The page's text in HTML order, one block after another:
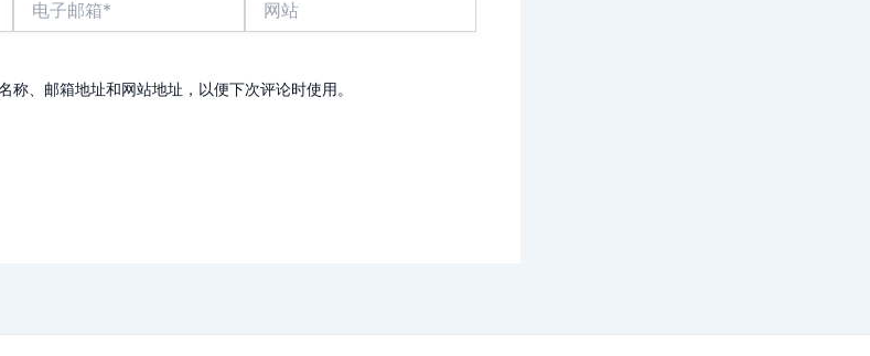
*
称、邮箱地址和网站地址，以便下次评论时使用。